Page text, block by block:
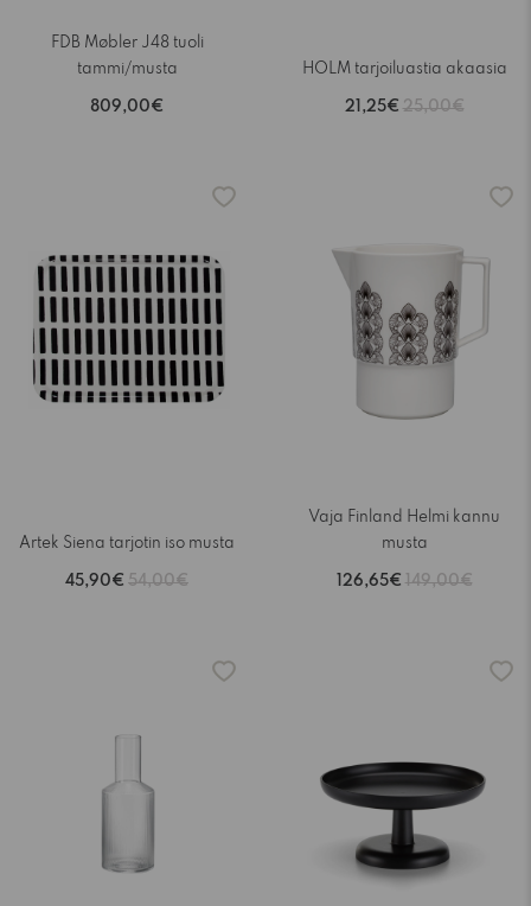
FDB Møbler J48 tuoli
tammi/musta
809,00€
HOLM tarjoiluastia akaasia
21,25€ 25,00€
Artek Siena tarjotin iso musta
45,90€ 54,00€
Vaja Finland Helmi kannu
musta
126,65€ 149,00€